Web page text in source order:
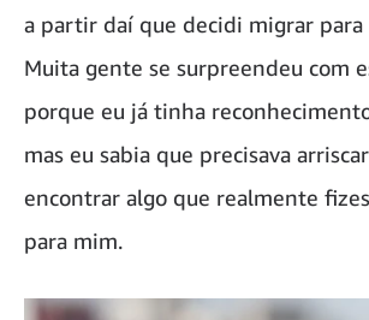
a partir daí que decidi migrar para
Muita gente se surpreendeu com
porque eu já tinha
mas eu sabia que precisava
encontrar algo que realmente
para mim.